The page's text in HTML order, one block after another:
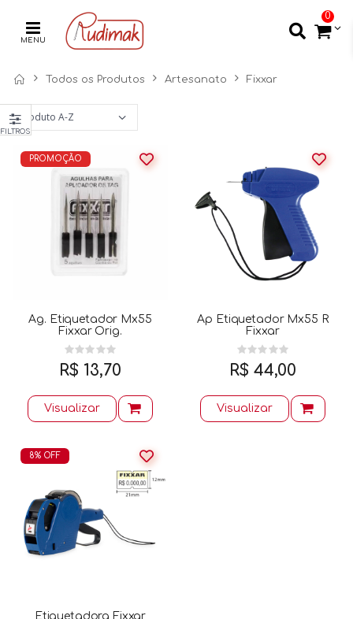
MENU
0
Todos os Produtos Artesanato Fixxar
PROMOÇÃO
Ag. Etiquetador Mx55
Fixxar Orig.
R$ 13,70
Visualizar
Ap Etiquetador Mx55 R
Fixxar
R$ 44,00
Visualizar
8% OFF
Etiquetadora Fixxar
FILTROS